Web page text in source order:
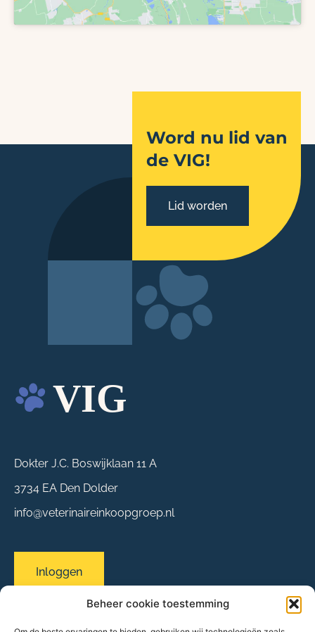
Beheer cookie toestemming
Word nu lid van
de VIG!
Lid worden
Dokter J.C. Boswijklaan 11 A
3734 EA Den Dolder
info@veterinaireinkoopgroep.nl
Inloggen